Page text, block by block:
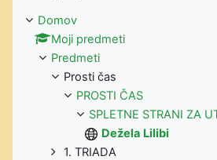
Domov
Moji predmeti
Predmeti
Prosti čas
PROSTI ČAS
SPLETNE STRANI ZA
Dežela Lilibi
1. TRIADA